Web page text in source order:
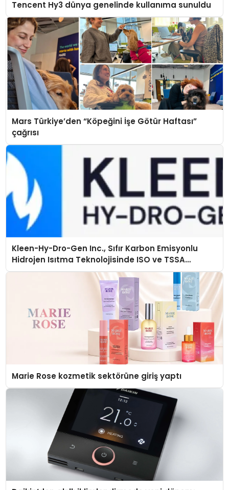
Tencent Hy3 dünya genelinde kullanıma sunuldu
Mars Türkiye’den “Köpeğini İşe Götür Haftası”
çağrısı
Kleen-Hy-Dro-Gen Inc., Sıfır Karbon Emisyonlu
Hidrojen Isıtma Teknolojisinde ISO ve TSSA
Düzenleyici Onaylarını Aldı
Marie Rose kozmetik sektörüne giriş yaptı